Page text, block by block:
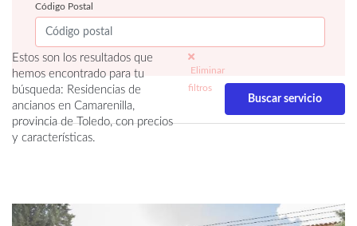
Código Postal
Estos son los resultados que
hemos encontrado para tu
búsqueda: Residencias de
ancianos en Camarenilla,
provincia de Toledo, con precios
y características.
Eliminar
filtros